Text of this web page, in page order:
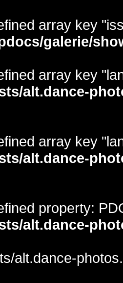
array key
galerie/
array key
alt.dance-
array key
alt.dance-
property:
alt.dance-
alt.dance-